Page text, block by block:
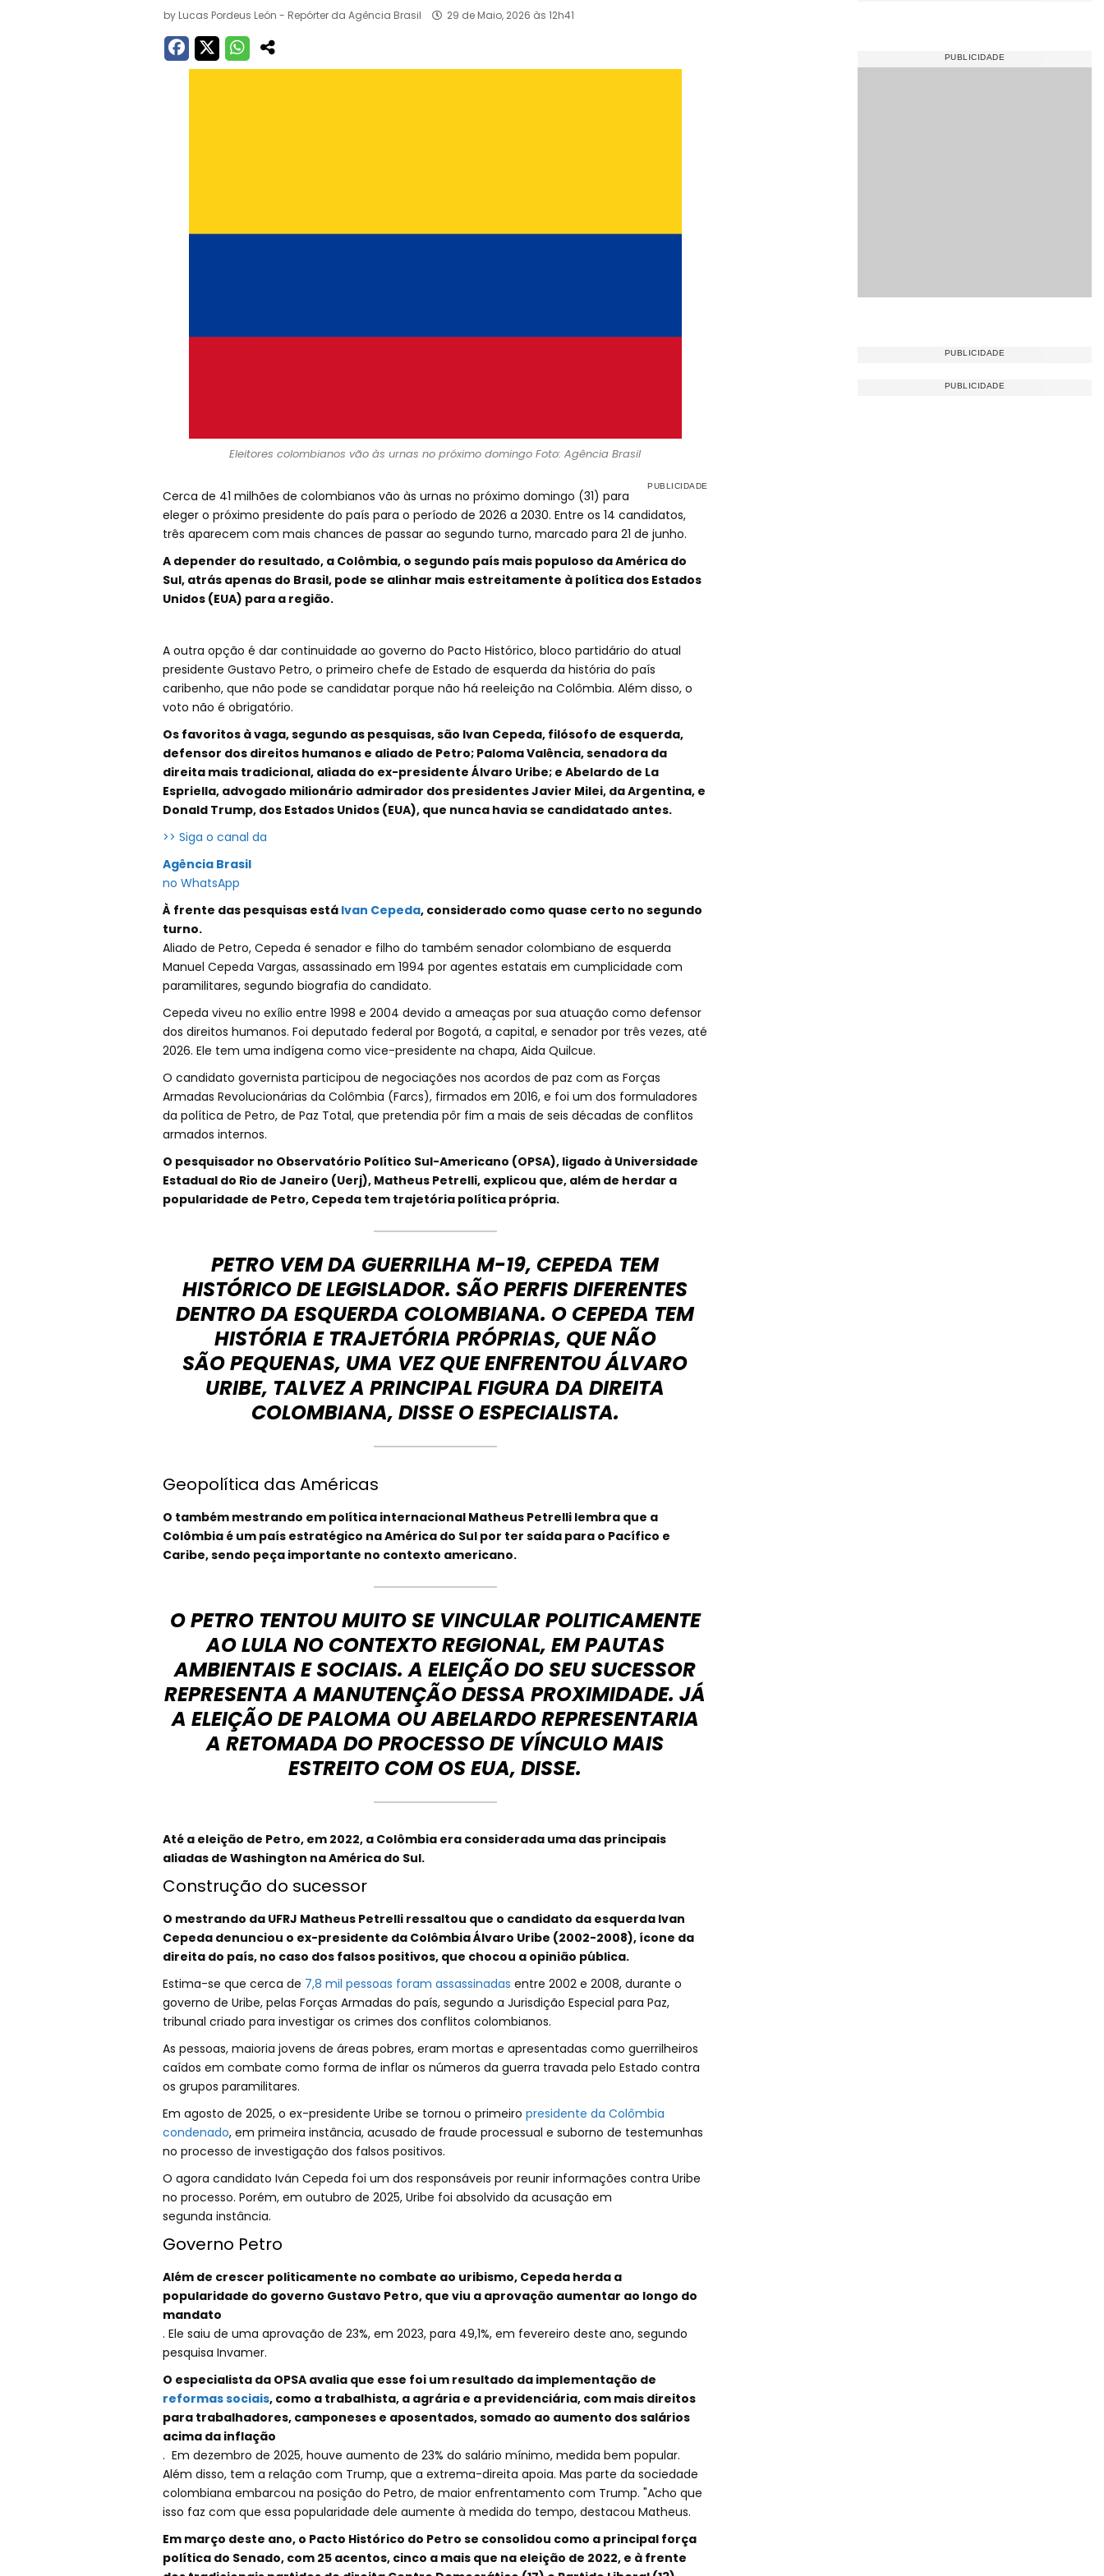
by Lucas Pordeus León - Repórter da Agência Brasil 29 de Maio, 2026 às 12h41
Eleitores colombianos vão às urnas no próximo domingo Foto: Agência Brasil
Cerca de 41 milhões de colombianos vão às urnas no próximo domingo (31) para
eleger o próximo presidente do país para o período de 2026 a 2030. Entre os 14 candidatos,
três aparecem com mais chances de passar ao segundo turno, marcado para 21 de junho.
A depender do resultado, a Colômbia, o segundo país mais populoso da América do
Sul, atrás apenas do Brasil, pode se alinhar mais estreitamente à política dos Estados
Unidos (EUA) para a região.
A outra opção é dar continuidade ao governo do Pacto Histórico, bloco partidário do atual
presidente Gustavo Petro, o primeiro chefe de Estado de esquerda da história do país
caribenho, que não pode se candidatar porque não há reeleição na Colômbia. Além disso, o
voto não é obrigatório.
Os favoritos à vaga, segundo as pesquisas, são Ivan Cepeda, filósofo de esquerda,
defensor dos direitos humanos e aliado de Petro; Paloma Valência, senadora da
direita mais tradicional, aliada do ex-presidente Álvaro Uribe; e Abelardo de La
Espriella, advogado milionário admirador dos presidentes Javier Milei, da Argentina, e
Donald Trump, dos Estados Unidos (EUA), que nunca havia se candidatado antes.
>> Siga o canal da
Agência Brasil
no WhatsApp
À frente das pesquisas está Ivan Cepeda, considerado como quase certo no segundo
turno.
Aliado de Petro, Cepeda é senador e filho do também senador colombiano de esquerda
Manuel Cepeda Vargas, assassinado em 1994 por agentes estatais em cumplicidade com
paramilitares, segundo biografia do candidato.
Cepeda viveu no exílio entre 1998 e 2004 devido a ameaças por sua atuação como defensor
dos direitos humanos. Foi deputado federal por Bogotá, a capital, e senador por três vezes, até
2026. Ele tem uma indígena como vice-presidente na chapa, Aida Quilcue.
O candidato governista participou de negociações nos acordos de paz com as Forças
Armadas Revolucionárias da Colômbia (Farcs), firmados em 2016, e foi um dos formuladores
da política de Petro, de Paz Total, que pretendia pôr fim a mais de seis décadas de conflitos
armados internos.
O pesquisador no Observatório Político Sul-Americano (OPSA), ligado à Universidade
Estadual do Rio de Janeiro (Uerj), Matheus Petrelli, explicou que, além de herdar a
popularidade de Petro, Cepeda tem trajetória política própria.
PETRO VEM DA GUERRILHA M-19, CEPEDA TEM
HISTÓRICO DE LEGISLADOR. SÃO PERFIS DIFERENTES
DENTRO DA ESQUERDA COLOMBIANA. O CEPEDA TEM
HISTÓRIA E TRAJETÓRIA PRÓPRIAS, QUE NÃO
SÃO PEQUENAS, UMA VEZ QUE ENFRENTOU ÁLVARO
URIBE, TALVEZ A PRINCIPAL FIGURA DA DIREITA
COLOMBIANA, DISSE O ESPECIALISTA.
Geopolítica das Américas
O também mestrando em política internacional Matheus Petrelli lembra que a
Colômbia é um país estratégico na América do Sul por ter saída para o Pacífico e
Caribe, sendo peça importante no contexto americano.
O PETRO TENTOU MUITO SE VINCULAR POLITICAMENTE
AO LULA NO CONTEXTO REGIONAL, EM PAUTAS
AMBIENTAIS E SOCIAIS. A ELEIÇÃO DO SEU SUCESSOR
REPRESENTA A MANUTENÇÃO DESSA PROXIMIDADE. JÁ
A ELEIÇÃO DE PALOMA OU ABELARDO REPRESENTARIA
A RETOMADA DO PROCESSO DE VÍNCULO MAIS
ESTREITO COM OS EUA, DISSE.
Até a eleição de Petro, em 2022, a Colômbia era considerada uma das principais
aliadas de Washington na América do Sul.
Construção do sucessor
O mestrando da UFRJ Matheus Petrelli ressaltou que o candidato da esquerda Ivan
Cepeda denunciou o ex-presidente da Colômbia Álvaro Uribe (2002-2008), ícone da
direita do país, no caso dos falsos positivos, que chocou a opinião pública.
Estima-se que cerca de 7,8 mil pessoas foram assassinadas entre 2002 e 2008, durante o
governo de Uribe, pelas Forças Armadas do país, segundo a Jurisdição Especial para Paz,
tribunal criado para investigar os crimes dos conflitos colombianos.
As pessoas, maioria jovens de áreas pobres, eram mortas e apresentadas como guerrilheiros
caídos em combate como forma de inflar os números da guerra travada pelo Estado contra
os grupos paramilitares.
Em agosto de 2025, o ex-presidente Uribe se tornou o primeiro presidente da Colômbia
condenado, em primeira instância, acusado de fraude processual e suborno de testemunhas
no processo de investigação dos falsos positivos.
O agora candidato Iván Cepeda foi um dos responsáveis por reunir informações contra Uribe
no processo. Porém, em outubro de 2025, Uribe foi absolvido da acusação em
segunda instância.
Governo Petro
Além de crescer politicamente no combate ao uribismo, Cepeda herda a
popularidade do governo Gustavo Petro, que viu a aprovação aumentar ao longo do
mandato
. Ele saiu de uma aprovação de 23%, em 2023, para 49,1%, em fevereiro deste ano, segundo
pesquisa Invamer.
O especialista da OPSA avalia que esse foi um resultado da implementação de
reformas sociais, como a trabalhista, a agrária e a previdenciária, com mais direitos
para trabalhadores, camponeses e aposentados, somado ao aumento dos salários
acima da inflação
. Em dezembro de 2025, houve aumento de 23% do salário mínimo, medida bem popular.
Além disso, tem a relação com Trump, que a extrema-direita apoia. Mas parte da sociedade
colombiana embarcou na posição do Petro, de maior enfrentamento com Trump. "Acho que
isso faz com que essa popularidade dele aumente à medida do tempo, destacou Matheus.
Em março deste ano, o Pacto Histórico do Petro se consolidou como a principal força
política do Senado, com 25 acentos, cinco a mais que na eleição de 2022, e à frente